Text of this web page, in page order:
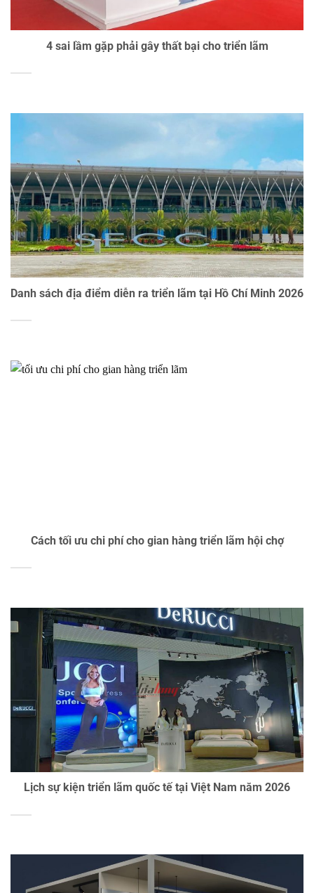
4 sai lầm gặp phải gây thất bại cho triển lãm
Danh sách địa điểm diễn ra triển lãm tại Hồ Chí Minh 2026
Cách tối ưu chi phí cho gian hàng triển lãm hội chợ
Lịch sự kiện triển lãm quốc tế tại Việt Nam năm 2026